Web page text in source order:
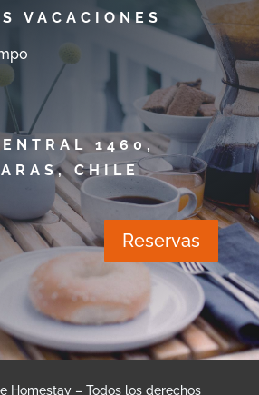
VACACIONES
1460,
CHILE
Reservas
Homestay – Todos los derechos